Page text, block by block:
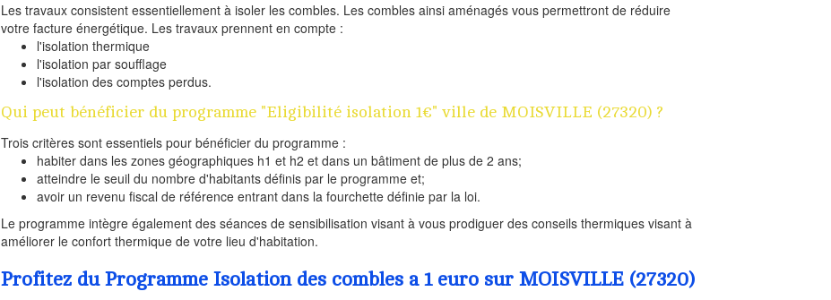
Les travaux consistent essentiellement à isoler les combles. Les combles ainsi aménagés vous permettront de réduire
votre facture énergétique. Les travaux prennent en compte :
l'isolation thermique
l'isolation par soufflage
l'isolation des comptes perdus.
Qui peut bénéficier du programme "Eligibilité isolation 1€" ville de MOISVILLE (27320) ?
Trois critères sont essentiels pour bénéficier du programme :
habiter dans les zones géographiques h1 et h2 et dans un bâtiment de plus de 2 ans;
atteindre le seuil du nombre d'habitants définis par le programme et;
avoir un revenu fiscal de référence entrant dans la fourchette définie par la loi.
Le programme intègre également des séances de sensibilisation visant à vous prodiguer des conseils thermiques visant à
améliorer le confort thermique de votre lieu d'habitation.
Profitez du Programme Isolation des combles a 1 euro sur MOISVILLE (27320)